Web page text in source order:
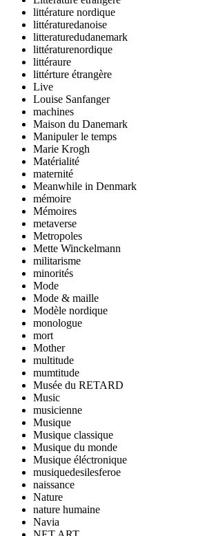
littérature nordique
littératuredanoise
litteraturedudanemark
littératurenordique
littéraure
littérture étrangère
Live
Louise Sanfanger
machines
Maison du Danemark
Manipuler le temps
Marie Krogh
Matérialité
maternité
Meanwhile in Denmark
mémoire
Mémoires
metaverse
Metropoles
Mette Winckelmann
militarisme
minorités
Mode
Mode & maille
Modèle nordique
monologue
mort
Mother
multitude
mumtitude
Musée du RETARD
Music
musicienne
Musique
Musique classique
Musique du monde
Musique éléctronique
musiquedesilesferoe
naissance
Nature
nature humaine
Navia